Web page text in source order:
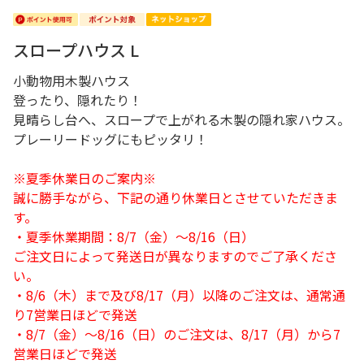
スロープハウス L
小動物用木製ハウス
登ったり、隠れたり！
見晴らし台へ、スロープで上がれる木製の隠れ家ハウス。
プレーリードッグにもピッタリ！
※夏季休業日のご案内※
誠に勝手ながら、下記の通り休業日とさせていただきま
す。
・夏季休業期間：8/7（金）～8/16（日）
ご注文日によって発送日が異なりますのでご了承くださ
い。
・8/6（木）まで及び8/17（月）以降のご注文は、通常通
り7営業日ほどで発送
・8/7（金）～8/16（日）のご注文は、8/17（月）から7
営業日ほどで発送